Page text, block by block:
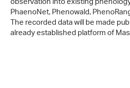
PhaenoNet, Phenowald,
The recorded data will be made
already established platform of